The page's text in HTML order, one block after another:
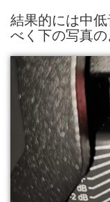
結果的には中
べく下の写真の